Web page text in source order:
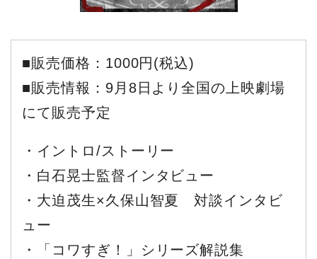
■販売価格：1000円(税込)
■販売情報：9月8日より全国の上映劇場
にて販売予定
・イントロ/ストーリー
・白石晃士監督インタビュー
・大迫茂生︎×久保山智夏 対談インタビ
ュー
・「コワすぎ！」シリーズ解説集